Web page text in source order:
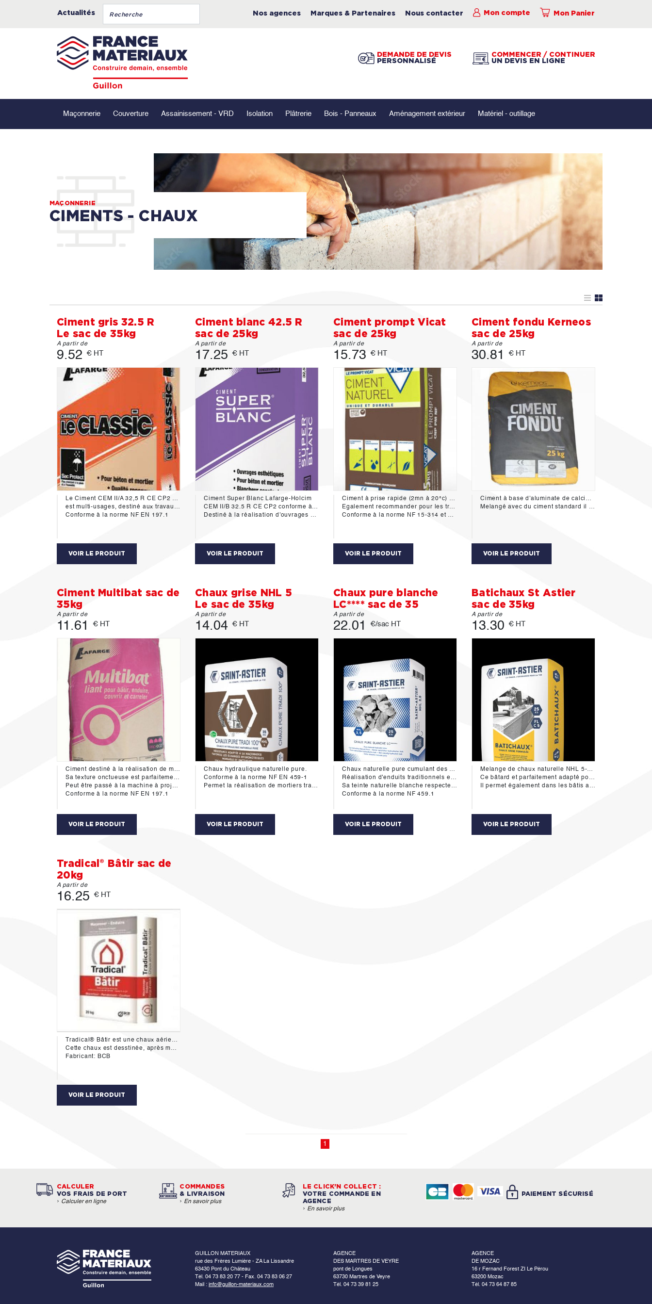
Actualités Nos agences Marques & Partenaires Nous contacter Mon compte Mon Panier
COMMENCER / CONTINUER
UN DEVIS EN LIGNE
DEMANDE DE DEVIS
PERSONNALISÉ
Maçonnerie Couverture Assainissement - VRD Isolation Plâtrerie Bois - Panneaux Aménagement extérieur Matériel - outillage
MAÇONNERIE
CIMENTS - CHAUX
Ciment gris 32.5 R
Le sac de 35kg
A partir de
9.52 € HT
Le Ciment CEM II/A 32,5 R CE CP2 NF
est multi-usages, destiné aux travaux du bâtiment, génie civil, industriel et routier.
Conforme à la norme NF EN 197.1
VOIR LE PRODUIT
Ciment blanc 42.5 R
sac de 25kg
A partir de
17.25 € HT
Ciment Super Blanc Lafarge-Holcim
CEM II/B 32.5 R CE CP2 conforme à la norme NF EN 197.1
Destiné à la réalisation d'ouvrages en béton décoratifs.
VOIR LE PRODUIT
Ciment prompt Vicat
sac de 25kg
A partir de
15.73 € HT
Ciment à prise rapide (2mn à 20°c) pour sceller, maçonner, caler, réparer.
Egalement recommander pour les travaux en milieu humide ou marin.
Conforme à la norme NF 15-314 et P 15-317
VOIR LE PRODUIT
Ciment fondu Kerneos
sac de 25kg
A partir de
30.81 € HT
Ciment à base d'aluminate de calcium destiné à la réalisation de bétons en milieu acide.
Melangé avec du ciment standard il permet d'accélérer la prise des mortiers et bétons et permet également la réalisation de mortiers et bétons resistants aux trés haute températures.
VOIR LE PRODUIT
Ciment Multibat sac de
35kg
A partir de
11.61 € HT
Ciment destiné à la réalisation de mortier uniquement.
Sa texture onctueuse est parfaitement adapter pour enduire, couvrir, carreler, et jointer.
Peut être passé à la machine à projeter.
Conforme à la norme NF EN 197.1
VOIR LE PRODUIT
Chaux grise NHL 5
Le sac de 35kg
A partir de
14.04 € HT
Chaux hydraulique naturelle pure.
Conforme à la norme NF EN 459-1
Permet la réalisation de mortiers traditionnels pour la réstauration des batiments anciens, le montage des pierres et briques, le scellement des tuiles, le jointement et les enduits.
VOIR LE PRODUIT
Chaux pure blanche
LC**** sac de 35
A partir de
22.01 €/sac HT
Chaux naturelle pure cumulant des propriétés aériennes et légerement hydraulique.
Réalisation d'enduits traditionnels en neuf et rénovation. En application manuel ou machine.
Sa teinte naturelle blanche respecte scrupuleusement la couleur des sables.
Conforme à la norme NF 459.1
VOIR LE PRODUIT
Batichaux St Astier
sac de 35kg
A partir de
13.30 € HT
Melange de chaux naturelle NHL 5-Z et de ciment gris 52.5 R.
Ce bâtard et parfaitement adapté pour maçonner briques et blocs béton, enduire et scéller.
Il permet également dans les bâtis aciens la réalisation des dalles de béton.
VOIR LE PRODUIT
Tradical® Bâtir sac de
20kg
A partir de
16.25 € HT
Tradical® Bâtir est une chaux aérienne formulée conforme à la norme NF EN 459.2
Cette chaux est desstinée, après mélange avec des agrégats (sable) et gâchée à l’eau, à réaliser des mortiers de pose pour pierre naturelle de tout type, moellons, briques, briquettes...ainsi que des gobetis et corps d’enduit traditionnels, en conformité avec les DTU 20.1 et 26.1.
Fabricant: BCB
VOIR LE PRODUIT
1
CALCULER
VOS FRAIS DE PORT
› Calculer en ligne
COMMANDES
& LIVRAISON
› En savoir plus
LE CLICK'N COLLECT :
VOTRE COMMANDE EN
AGENCE
› En savoir plus
PAIEMENT SÉCURISÉ
GUILLON MATERIAUX
rue des Frères Lumière - ZA La Lissandre
63430 Pont du Château
Tél. 04 73 83 20 77 - Fax. 04 73 83 06 27
Mail : info@guillon-materiaux.com
AGENCE
DES MARTRES DE VEYRE
pont de Longues
63730 Martres de Veyre
Tél. 04 73 39 81 25
AGENCE
DE MOZAC
16 r Fernand Forest ZI Le Pérou
63200 Mozac
Tél. 04 73 64 87 85